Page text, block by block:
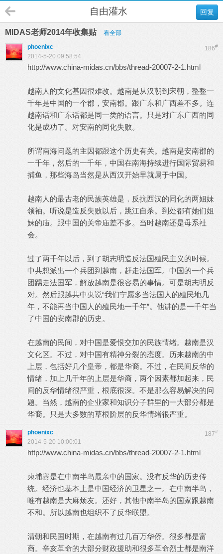
回复
自由灌水
MIDAS老师2014年收集贴 看全部
186#
phoenixc
2014-5-20 09:58:54
http://www.china-midas.cn/bbs/thread-20007-2-1.html
越南人的文化基因很难改。越南是从汉朝到宋朝，整整一
千年是中国的一个郡，安南郡。跟广东和广西差不多。连
越南话和广东话都是同一类的语言。只是对广东广西的同
化是成功了。对安南的同化失败。
所谓南海问题的主因都跟这个历史有关。越南是安南郡的
一千年，然后的一千年，中国在南海持续进行国际贸易和
捕鱼，那些海岛当然是从西汉开始早就属于中国。
越南人的最古老的民族英雄是，反抗西汉的同化的两姐妹
领袖。听说是造反失败以后，跳江自杀。到处都有她们姐
妹的庙。跟中国的关帝庙差不多。当时越南还是母系社
会。
过了两千年以后，到了胡志明造反法国殖民主义的时候。
中共想派出一个兵团到越南，赶走法国军。中国的一个兵
团踢走法国军，解放越南是很容易的事情。可是胡志明反
对。然后跟越共中央说“我们宁愿多当法国人的殖民地几
年，不能再当中国人的殖民地一千年”。他讲的是一千年当
了中国的安南郡的历史。
在越南的民间，对中国是爱恨交加的民族情绪。越南是汉
文化区。不过，对中国有精神分裂的态度。历来越南的中
上层，包括好几个皇帝，都是华裔。不过，在民间反华的
情绪，加上几千年的上层是华裔，两个因素都加起来，民
间的反华情绪很严重，根底很深。不是那么容易解决的问
题。当然，越南的企业家和知识分子群里的一大部分都是
华裔。只是大多数的草根阶层的反华情绪很严重。
187#
phoenixc
2014-5-20 10:00:01
http://www.china-midas.cn/bbs/thread-20007-2-1.html
柬埔寨是在中南半岛最亲中的国家。没有反华的历史传
统。经济也基本上是中国经济的卫星之一。在中南半岛，
唯有越南是大麻烦友。还好，其他中南半岛的国家跟越南
不和。所以越南也组织不了反华联盟。
清朝和民国时期，在越南有过几百万华侨。很多都是富
商。辛亥革命的大部分财政援助和很多革命烈士都是南洋